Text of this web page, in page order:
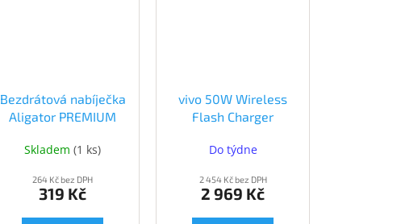
Bezdrátová nabíječka
Aligator PREMIUM
Skladem(1 ks)
264 Kč bez DPH
319 Kč
vivo 50W Wireless
Flash Charger
Do týdne
2 454 Kč bez DPH
2 969 Kč